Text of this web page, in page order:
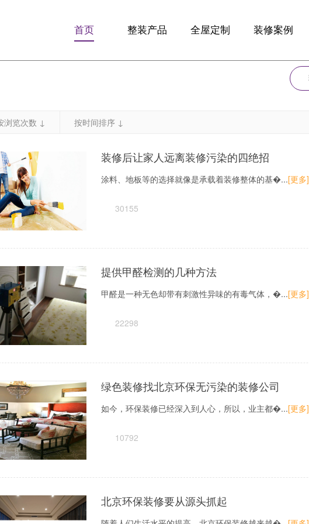
首页 整装产品 全屋定制 装修案例
精品案例
浏览次数 ↓ 按时间排序 ↓
装修后让家人远离装修污染的四绝招
涂料、地板等的选择就像是承载着装修整体的基�...[更多]
30155
提供甲醛检测的几种方法
甲醛是一种无色却带有刺激性异味的有毒气体，�...[更多]
22298
绿色装修找北京环保无污染的装修公司
如今，环保装修已经深入到人心，所以，业主都�...[更多]
10792
北京环保装修要从源头抓起